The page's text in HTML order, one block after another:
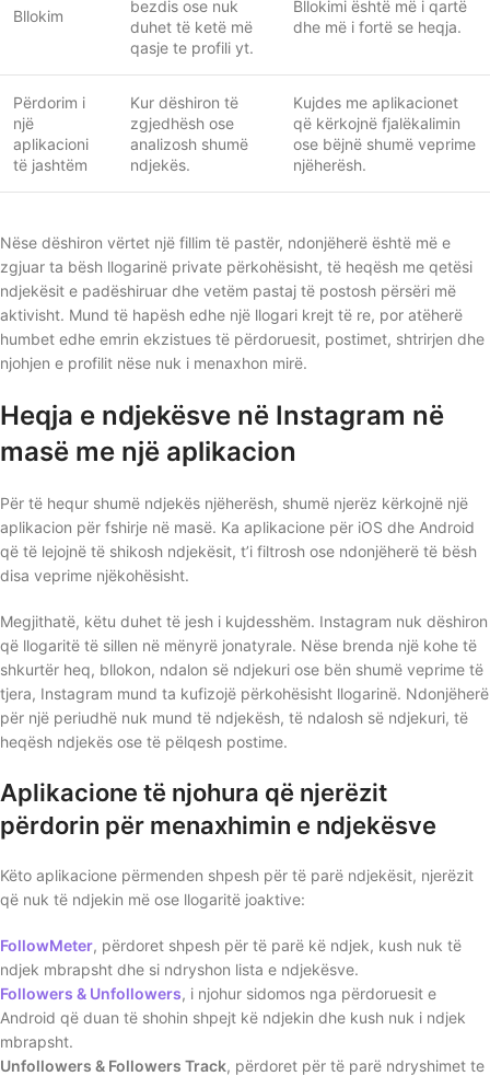
Bllokim
bezdis ose nuk
duhet të ketë më
qasje te profili yt.
Bllokimi është më i qartë
dhe më i fortë se heqja.
Përdorim i
një
aplikacioni
të jashtëm
Kur dëshiron të
zgjedhësh ose
analizosh shumë
ndjekës.
Kujdes me aplikacionet
që kërkojnë fjalëkalimin
ose bëjnë shumë veprime
njëherësh.
Nëse dëshiron vërtet një fillim të pastër, ndonjëherë është më e
zgjuar ta bësh llogarinë private përkohësisht, të heqësh me qetësi
ndjekësit e padëshiruar dhe vetëm pastaj të postosh përsëri më
aktivisht. Mund të hapësh edhe një llogari krejt të re, por atëherë
humbet edhe emrin ekzistues të përdoruesit, postimet, shtrirjen dhe
njohjen e profilit nëse nuk i menaxhon mirë.
Heqja e ndjekësve në Instagram në
masë me një aplikacion
Për të hequr shumë ndjekës njëherësh, shumë njerëz kërkojnë një
aplikacion për fshirje në masë. Ka aplikacione për iOS dhe Android
që të lejojnë të shikosh ndjekësit, t’i filtrosh ose ndonjëherë të bësh
disa veprime njëkohësisht.
Megjithatë, këtu duhet të jesh i kujdesshëm. Instagram nuk dëshiron
që llogaritë të sillen në mënyrë jonatyrale. Nëse brenda një kohe të
shkurtër heq, bllokon, ndalon së ndjekuri ose bën shumë veprime të
tjera, Instagram mund ta kufizojë përkohësisht llogarinë. Ndonjëherë
për një periudhë nuk mund të ndjekësh, të ndalosh së ndjekuri, të
heqësh ndjekës ose të pëlqesh postime.
Aplikacione të njohura që njerëzit
përdorin për menaxhimin e ndjekësve
Këto aplikacione përmenden shpesh për të parë ndjekësit, njerëzit
që nuk të ndjekin më ose llogaritë joaktive:
FollowMeter, përdoret shpesh për të parë kë ndjek, kush nuk të
ndjek mbrapsht dhe si ndryshon lista e ndjekësve.
Followers & Unfollowers, i njohur sidomos nga përdoruesit e
Android që duan të shohin shpejt kë ndjekin dhe kush nuk i ndjek
mbrapsht.
Unfollowers & Followers Track, përdoret për të parë ndryshimet te